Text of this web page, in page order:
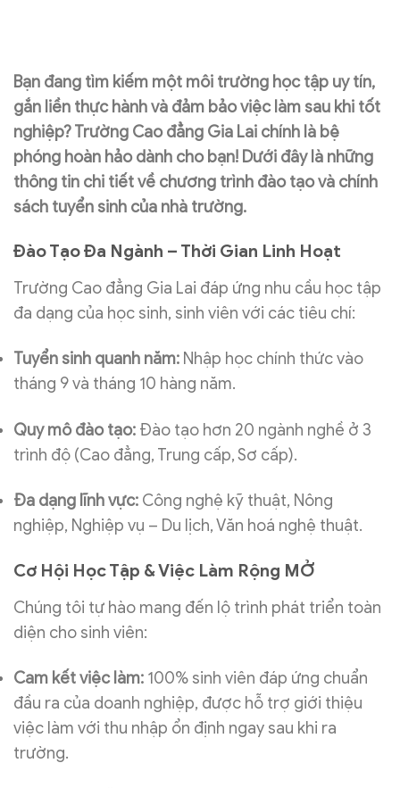
Bạn đang tìm kiếm một môi trường học tập uy tín,
gắn liền thực hành và đảm bảo việc làm sau khi tốt
nghiệp? Trường Cao đẳng Gia Lai chính là bệ
phóng hoàn hảo dành cho bạn! Dưới đây là những
thông tin chi tiết về chương trình đào tạo và chính
sách tuyển sinh của nhà trường.
Đào Tạo Đa Ngành – Thời Gian Linh Hoạt
Trường Cao đẳng Gia Lai đáp ứng nhu cầu học tập
đa dạng của học sinh, sinh viên với các tiêu chí:
Tuyển sinh quanh năm: Nhập học chính thức vào
tháng 9 và tháng 10 hàng năm.
Quy mô đào tạo: Đào tạo hơn 20 ngành nghề ở 3
trình độ (Cao đẳng, Trung cấp, Sơ cấp).
Đa dạng lĩnh vực: Công nghệ kỹ thuật, Nông
nghiệp, Nghiệp vụ – Du lịch, Văn hoá nghệ thuật.
Cơ Hội Học Tập & Việc Làm Rộng MỞ
Chúng tôi tự hào mang đến lộ trình phát triển toàn
diện cho sinh viên:
Cam kết việc làm: 100% sinh viên đáp ứng chuẩn
đầu ra của doanh nghiệp, được hỗ trợ giới thiệu
việc làm với thu nhập ổn định ngay sau khi ra
trường.